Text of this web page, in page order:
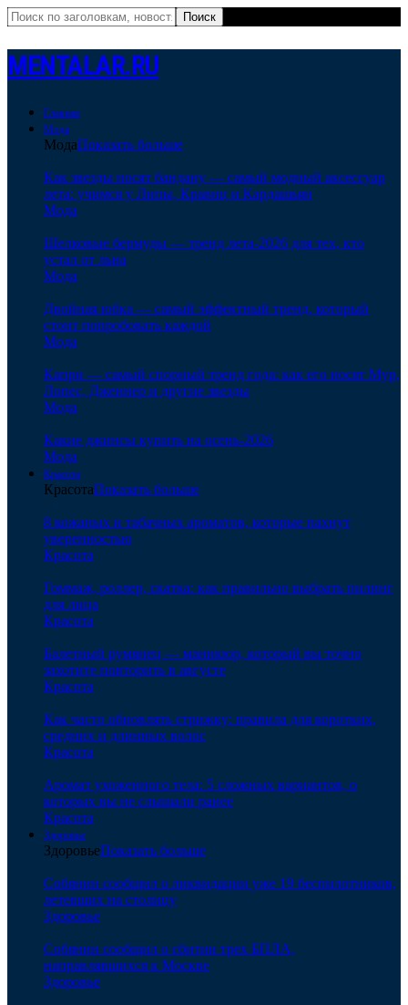
MENTALAR.RU
Главная
Мода
МодаПоказать больше
Как звезды носят бандану — самый модный аксессуар
лета: учимся у Липы, Кравиц и Кардашьян
Мода
Шелковые бермуды — тренд лета-2026 для тех, кто
устал от льна
Мода
Двойная юбка — самый эффектный тренд, который
стоит попробовать каждой
Мода
Капри — самый спорный тренд года: как его носят Мур,
Лопес, Дженнер и другие звезды
Мода
Какие джинсы купить на осень-2026
Мода
Красота
КрасотаПоказать больше
8 кожаных и табачных ароматов, которые пахнут
уверенностью
Красота
Гоммаж, роллер, скатка: как правильно выбрать пилинг
для лица
Красота
Балетный румянец — маникюр, который вы точно
захотите повторить в августе
Красота
Как часто обновлять стрижку: правила для коротких,
средних и длинных волос
Красота
Аромат ухоженного тела: 5 сложных вариантов, о
которых вы не слышали ранее
Красота
Здоровье
ЗдоровьеПоказать больше
Собянин сообщил о ликвидации уже 19 беспилотников,
летевших на столицу
Здоровье
Собянин сообщил о сбитии трех БПЛА,
направлявшихся к Москве
Здоровье